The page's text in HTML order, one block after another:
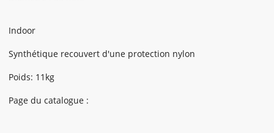
Indoor
Synthétique recouvert d'une protection nylon
Poids: 11kg
Page du catalogue :